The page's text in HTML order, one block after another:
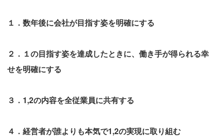
１．数年後に会社が目指す姿を明確にする
２．１の目指す姿を達成したときに、 働き手が得られる幸
せを明確にする
３．1,2の内容を全従業員に共有する
４．経営者が誰よりも本気で1,2の実現に取り組む